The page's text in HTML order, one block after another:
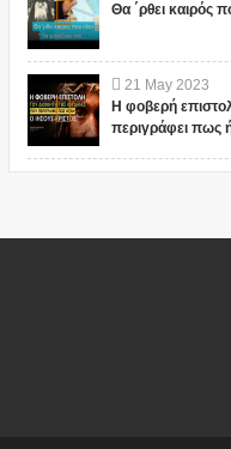
Θα ΄ρθει καιρός
21 May 2023
Η φοβερή
περιγράφει πως